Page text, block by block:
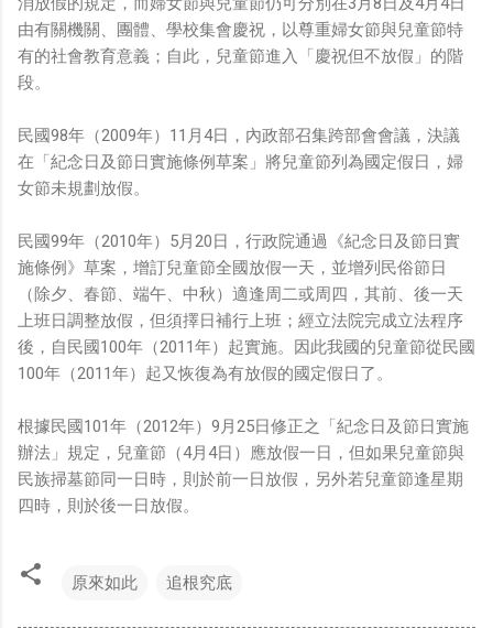
由有關機關、團體、學校集會慶祝，以尊重婦女節與兒童節特
有的社會教育意義；自此，兒童節進入「慶祝但不放假」的階
段。
民國98年（2009年）11月4日，內政部召集跨部會會議，決議
在「紀念日及節日實施條例草案」將兒童節列為國定假日，婦
女節未規劃放假。
民國99年（2010年）5月20日，行政院通過《紀念日及節日實
施條例》草案，增訂兒童節全國放假一天，並增列民俗節日
（除夕、春節、端午、中秋）適逢周二或周四，其前、後一天
上班日調整放假，但須擇日補行上班；經立法院完成立法程序
後，自民國100年（2011年）起實施。因此我國的兒童節從民國
100年（2011年）起又恢復為有放假的國定假日了。
根據民國101年（2012年）9月25日修正之「紀念日及節日實施
辦法」規定，兒童節（4月4日）應放假一日，但如果兒童節與
民族掃墓節同一日時，則於前一日放假，另外若兒童節逢星期
四時，則於後一日放假。
原來如此 追根究底